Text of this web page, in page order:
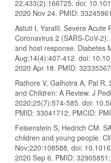
22;433(2):166725. doi:
2020 Nov 24. PMID:
Astuti I, Ysrafil. Severe Acute
Coronavirus 2 (SARS-CoV-
and host response. Diabetes
Aug;14(4):407-412. doi:
2020 Apr 18. PMID:
Rathore V, Galhotra A, Pal R,
and Children: A Review. J
2020;25(7):574-585. doi:
PMID: 33041712; PMCID:
Felsenstein S, Hedrich CM.
children and young people.
Nov;220:108588. doi:
2020 Sep 6. PMID: